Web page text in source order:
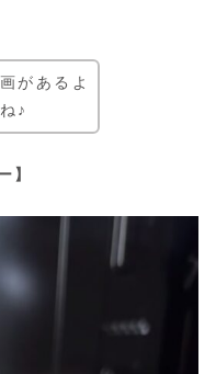
があるよ
♪
】